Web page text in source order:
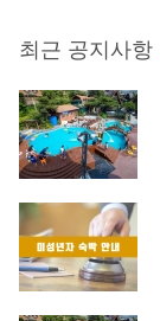
최근 공지사항